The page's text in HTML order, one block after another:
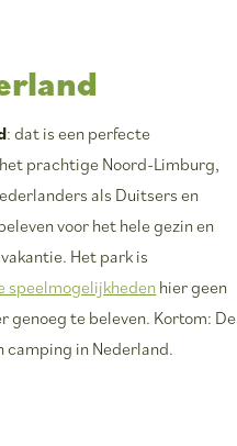
: dat is een perfecte
prachtige Noord-Limburg,
als Duitsers en
voor het hele gezin en
Het park is
speelmogelijkheden hier geen
genoeg te beleven. Kortom: De
in Nederland.